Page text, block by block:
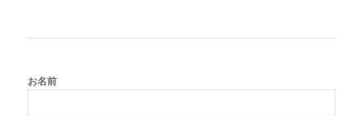
お名前